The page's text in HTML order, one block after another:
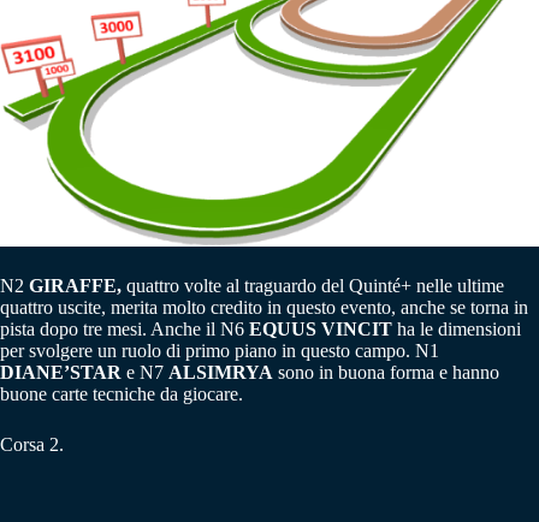
N2 GIRAFFE, quattro volte al traguardo del Quinté+ nelle ultime
quattro uscite, merita molto credito in questo evento, anche se torna in
pista dopo tre mesi. Anche il N6 EQUUS VINCIT ha le dimensioni
per svolgere un ruolo di primo piano in questo campo. N1
DIANE’STAR e N7 ALSIMRYA sono in buona forma e hanno
buone carte tecniche da giocare.
Corsa 2.